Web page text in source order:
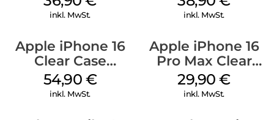
Transparent
inkl. MwSt.
Ultramarine
inkl. MwSt.
Apple iPhone 16
Clear Case
MagSafe
Transparent
54,90 €
inkl. MwSt.
Apple iPhone 16
Pro Max Clear
Case MagSafe
Transparent
29,90€
inkl. MwSt.